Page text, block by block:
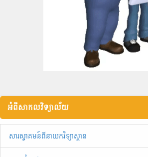
អំពីសាកលវិទ្យាល័យ
សារស្វាគមន៍ពីនាយកវិទ្យាស្ថាន